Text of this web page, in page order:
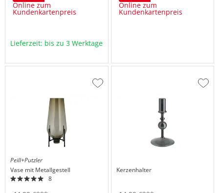
Online zum
Kundenkartenpreis
Lieferzeit: bis zu 3 Werktage
Online zum
Kundenkartenpreis
Peill+Putzler
Vase mit Metallgestell
8
Zur
Kerzenhalter
Zur